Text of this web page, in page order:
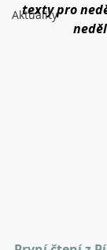
Aktuality
texty pro